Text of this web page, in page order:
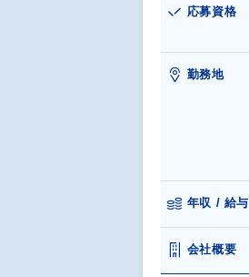
応募資格
勤務地
年収 / 給与
会社概要